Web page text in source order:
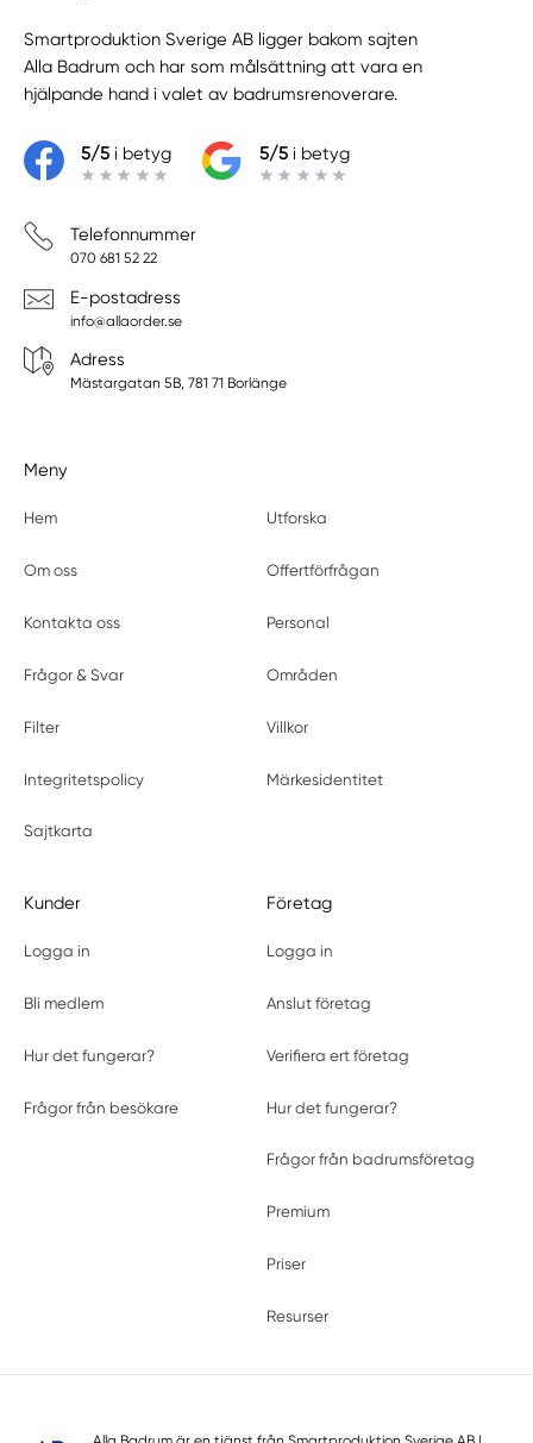
Smartproduktion Sverige AB ligger bakom sajten
Alla Badrum och har som målsättning att vara en
hjälpande hand i valet av badrumsrenoverare.
5/5i betyg 5/5i betyg
Telefonnummer
070 681 52 22
E-postadress
info@allaorder.se
Adress
Mästargatan 5B, 781 71 Borlänge
Meny
Hem Utforska
Om oss Offertförfrågan
Kontakta oss Personal
Frågor & Svar Områden
Filter Villkor
Integritetspolicy Märkesidentitet
Sajtkarta
Kunder
Logga in
Bli medlem
Hur det fungerar?
Frågor från besökare
Företag
Logga in
Anslut företag
Verifiera ert företag
Hur det fungerar?
Frågor från badrumsföretag
Premium
Priser
Resurser